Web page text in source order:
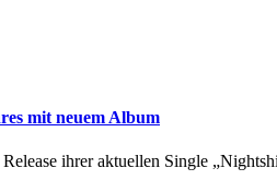
mit neuem Album
ihrer aktuellen Single